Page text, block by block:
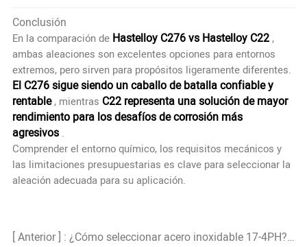
Conclusión
En la comparación de Hastelloy C276vs Hastelloy C22,
ambas aleaciones son excelentes opciones para entornos
extremos, pero sirven para propósitos ligeramente diferentes.
El C276 sigue siendo un caballo de batalla confiable y
rentable, mientras C22 representa una solución de mayor
rendimiento para los desafíos de corrosión más
agresivos .
Comprender el entorno químico, los requisitos mecánicos y
las limitaciones presupuestarias es clave para seleccionar la
aleación adecuada para su aplicación.
[ Anterior ] : ¿Cómo seleccionar acero inoxidable 17-4PH? Guía para principiantes